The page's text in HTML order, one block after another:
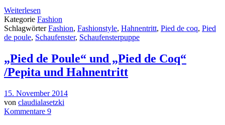
Weiterlesen
Kategorie Fashion
SchlagwörterFashion, Fashionstyle, Hahnentritt, Pied de coq, Pied
de poule, Schaufenster, Schaufensterpuppe
„Pied de Poule“ und „Pied de Coq“
/Pepita und Hahnentritt
15. November 2014
von claudialasetzki
Kommentare 9